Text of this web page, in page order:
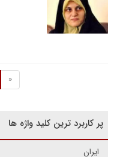
«
پر کاربرد ترین کلید واژه ها
ایران